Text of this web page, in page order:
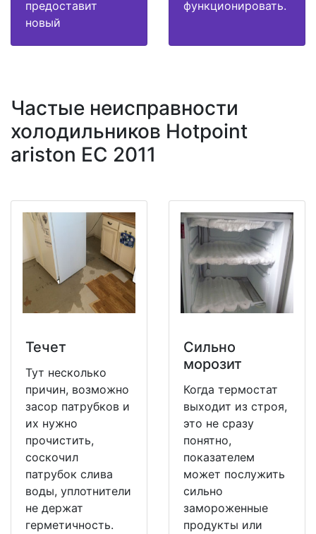
предоставит
новый
функционировать.
Частые неисправности
холодильников Hotpoint
ariston EC 2011
Течет
Тут несколько
причин, возможно
засор патрубков и
их нужно
прочистить,
соскочил
патрубок слива
воды, уплотнители
не держат
герметичность.
Сильно
морозит
Когда термостат
выходит из строя,
это не сразу
понятно,
показателем
может послужить
сильно
замороженные
продукты или